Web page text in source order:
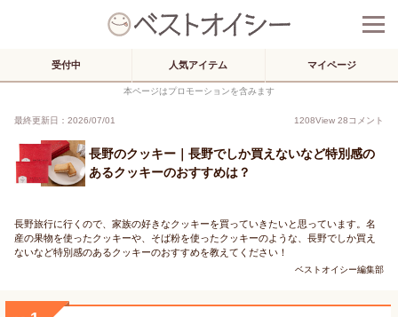
受付中 人気アイテム マイページ
本ページはプロモーションを含みます
最終更新日：2026/07/01 1208View 28コメント
長野のクッキー｜長野でしか買えないなど特別感の
あるクッキーのおすすめは？
長野旅行に行くので、家族の好きなクッキーを買っていきたいと思っています。名
産の果物を使ったクッキーや、そば粉を使ったクッキーのような、長野でしか買え
ないなど特別感のあるクッキーのおすすめを教えてください！
ベストオイシー編集部